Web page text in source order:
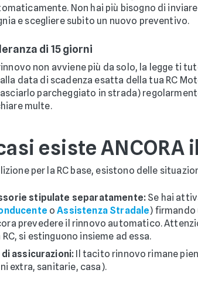
Non hai più bisogno di
e scegliere subito un nuovo preventivo.
di 15 giorni
non avviene più da solo, la legge ti
data di scadenza esatta della tua RC
parcheggiato in strada)
multe.
esiste
per la RC base, esistono delle
stipulate separatamente: Se hai
oAssistenza Stradale) firmando
prevedere il rinnovo automatico.
si estinguono insieme ad essa.
assicurazioni: Il tacito rinnovo rimane
extra, sanitarie, casa).